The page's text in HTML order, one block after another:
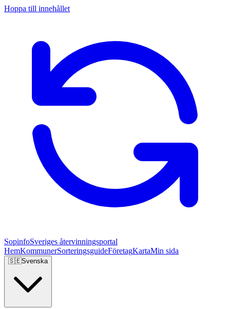
Hoppa till innehållet
SopinfoSveriges återvinningsportal
HemKommunerSorteringsguideFöretagKartaMin sida
🇸🇪Svenska